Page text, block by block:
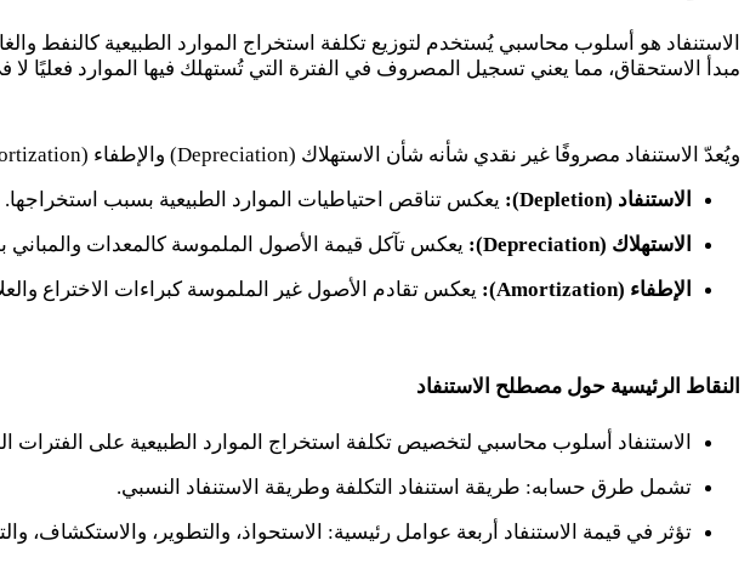
الاستنفاد هو أسلوب محاسبي يُستخدم لتوزيع تكلفة استخراج الموارد الطبيعية كالنفط
مبدأ الاستحقاق، مما يعني تسجيل المصروف في الفترة التي تُستهلك فيها الموارد فعليًا لا
ويُعدّ الاستنفاد مصروفًا غير نقدي شأنه شأن الاستهلاك (Depreciation) والإطفاء (
الاستنفاد (Depletion
): يعكس تناقص احتياطيات الموارد الطبيعية بسبب استخراجها.
الاستهلاك (Depreciation
): يعكس تآكل قيمة الأصول الملموسة كالمعدات والمباني
الإطفاء (Amortization
): يعكس تقادم الأصول غير الملموسة كبراءات الاختراع
النقاط الرئيسية حول مصطلح الاستنفاد
الاستنفاد أسلوب محاسبي لتخصيص تكلفة استخراج الموارد الطبيعية على الفترات
تشمل طرق حسابه: طريقة استنفاد التكلفة وطريقة الاستنفاد النسبي.
تؤثر في قيمة الاستنفاد أربعة عوامل رئيسية: الاستحواذ، والتطوير، والاستكشاف،